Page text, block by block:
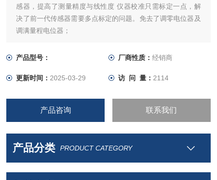
感器，提高了测量精度与线性度 仪器校准只需标定一点，解
决了前一代传感器需要多点标定的问题。免去了调零电位器及
调满量程电位器；
产品型号： 厂商性质： 经销商
更新时间： 2025-03-29 访 问 量： 2114
产品咨询 联系我们
产品分类 PRODUCT CATEGORY